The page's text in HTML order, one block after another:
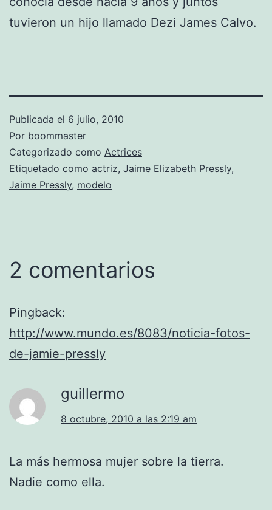
tuvieron un hijo llamado Dezi James Calvo.
Publicada el 6 julio, 2010
Por boommaster
Categorizado como Actrices
Etiquetado como actriz, Jaime Elizabeth Pressly,
Jaime Pressly, modelo
2 comentarios
Pingback:
http://www.mundo.es/8083/noticia-fotos-
de-jamie-pressly
guillermo
8 octubre, 2010 a las 2:19 am
La más hermosa mujer sobre la tierra.
Nadie como ella.